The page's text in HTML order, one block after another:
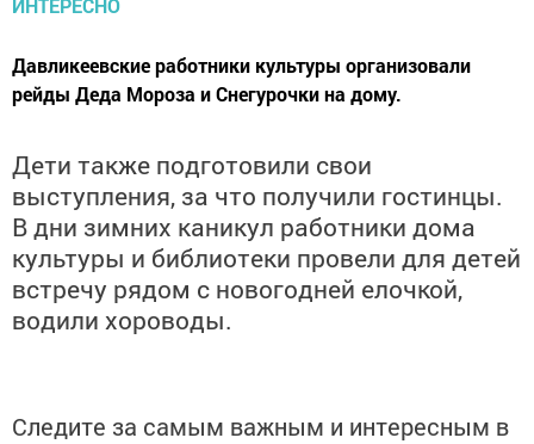
Давликеевские работники культуры организовали
рейды Деда Мороза и Снегурочки на дому.
Дети также подготовили свои
выступления, за что получили гостинцы.
В дни зимних каникул работники дома
культуры и библиотеки провели для детей
встречу рядом с новогодней елочкой,
водили хороводы.
Следите за самым важным и интересным в